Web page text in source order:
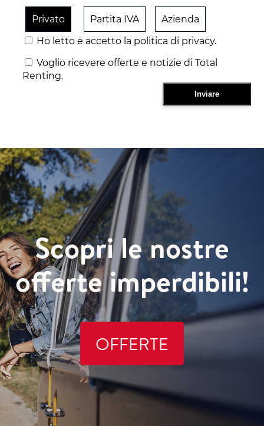
Privato Partita IVA
Azienda
Ho letto e accetto la politica di privacy.
Voglio ricevere offerte e notizie di Total
Renting.
Scopri le nostre
offerte imperdibili!
OFFERTE